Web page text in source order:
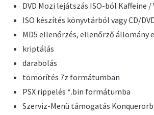
DVD Mozi lejátszás ISO-ból Kaffeine /
ISO készítés könyvtárból vagy CD/
MD5 ellenőrzés, ellenőrző állomány
kriptálás
darabolás
tömörítés 7z formátumban
PSX rippelés *.bin formátumba
Szerviz-Menü támogatás